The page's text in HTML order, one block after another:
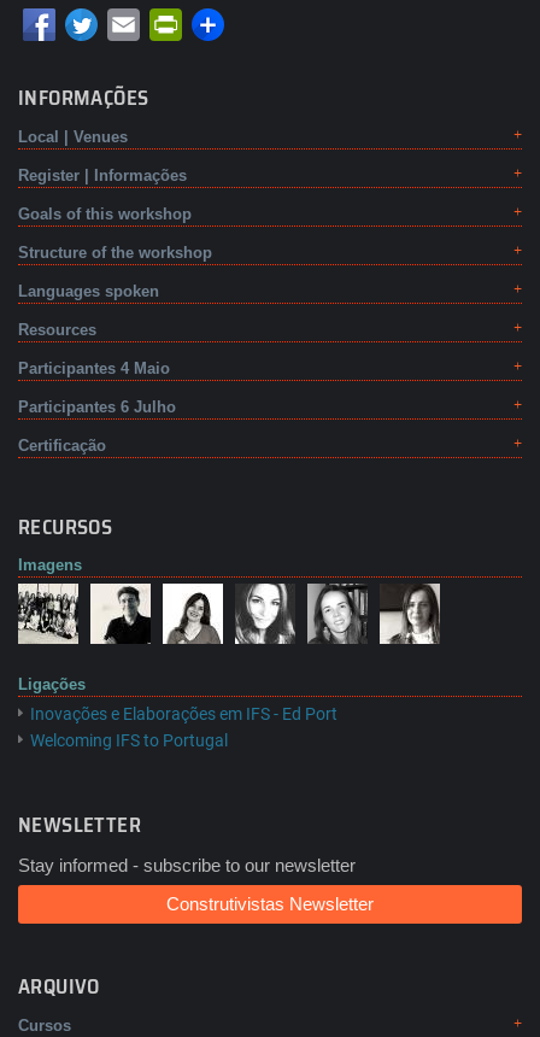
Email PrintFriendly
INFORMAÇÕES
Local | Venues
Register | Informações
Goals of this workshop
Structure of the workshop
Languages spoken
Resources
Participantes 4 Maio
Participantes 6 Julho
Certificação
RECURSOS
Imagens
Ligações
Inovações e Elaborações em IFS - Ed Port
Welcoming IFS to Portugal
NEWSLETTER
Stay informed - subscribe to our newsletter
Construtivistas Newsletter
ARQUIVO
Cursos